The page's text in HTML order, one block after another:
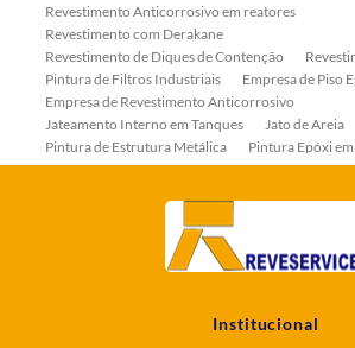
Revestimento Anticorrosivo em reatores
Revestimento com Derakane
Revestimento de Diques de Contenção
Pintura de Filtros Industriais
Empresa de Piso
Empresa de Revestimento Anticorrosivo
Jateamento Interno em Tanques
Jato de Areia
Pintura de Estrutura Metálica
Pintura Epóxi em
Piso Epóxi Autonivelante
Revestimento E-coat
Revestimentos Anticorrosivos em Trocadores de
Revestimentos em Tanques
Revestimentos
Empresa Jateamento Abrasivo
Jateamento
Institucional